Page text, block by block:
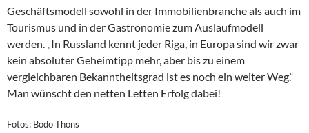
Geschäftsmodell sowohl in der Immobilienbranche als auch im
Tourismus und in der Gastronomie zum Auslaufmodell
werden. „In Russland kennt jeder Riga, in Europa sind wir zwar
kein absoluter Geheimtipp mehr, aber bis zu einem
vergleichbaren Bekanntheitsgrad ist es noch ein weiter Weg.“
Man wünscht den netten Letten Erfolg dabei!
Fotos: Bodo Thöns